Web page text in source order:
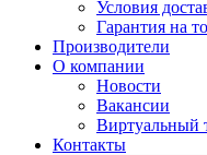
Условия
Гарантия на
Производители
О компании
Новости
Вакансии
Виртуальный
Контакты